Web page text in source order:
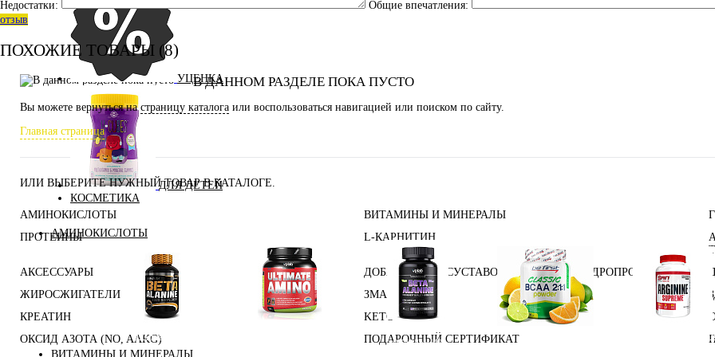
УЦЕНКА
ДЛЯ ДЕТЕЙ
КОСМЕТИКА
АМИНОКИСЛОТЫ
Бета-аланин
отдельные
Аргинин (l-
ВИТАМИНЫ И МИНЕРАЛЫ
Недостатки: Общие впечатления:
отзыв
ПОХОЖИЕ ТОВАРЫ (8)
В ДАННОМ РАЗДЕЛЕ ПОКА ПУСТО
Вы можете вернуться настраницу каталога или воспользоваться навигацией или поиском по сайту.
Главная страница
ИЛИ ВЫБЕРИТЕ НУЖНЫЙ ТОВАР В КАТАЛОГЕ.
АМИНОКИСЛОТЫ ВИТАМИНЫ И МИНЕРАЛЫ
ПРОТЕИНЫ
L-КАРНИТИН
АКСЕССУАРЫ
ДОБАВКИ ДЛЯ СУСТАВОВ И СВЯЗОК (ХОНДРОПРОТЕКТОРЫ)
ЖИРОСЖИГАТЕЛИ
ЗМА (ZMA)
КРЕАТИН
KETO
ОКСИД АЗОТА (NO, AAKG)
ПОДАРОЧНЫЙ СЕРТИФИКАТ